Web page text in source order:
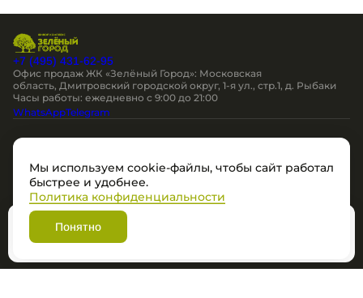
+7 (495) 431-62-95
Офис продаж ЖК «Зелёный Город»: Московская
область, Дмитровский городской округ, 1-я ул., стр.1, д. Рыбаки
Часы работы: ежедневно c 9:00 до 21:00
WhatsAppTelegram
Политика в отношении обработки персональных данных
Разработано
© ЖК "Зеленый Город", 2026
Остались вопросы?
Мы перезвоним
Мы используем cookie-файлы, чтобы сайт работал
быстрее и удобнее.
Политика конфиденциальности
Понятно